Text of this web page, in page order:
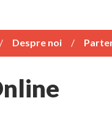
Despre noi